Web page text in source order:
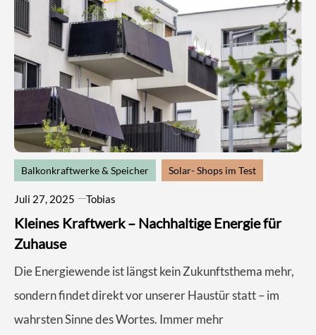
Balkonkraftwerke & Speicher Solar- Shops im Test
Juli 27, 2025 Tobias
Kleines Kraftwerk – Nachhaltige Energie für
Zuhause
Die Energiewende ist längst kein Zukunftsthema mehr,
sondern findet direkt vor unserer Haustür statt – im
wahrsten Sinne des Wortes. Immer mehr